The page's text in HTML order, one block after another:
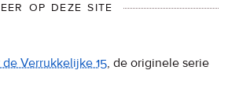
OP DEZE SITE
Verrukkelijke 15, de originele serie